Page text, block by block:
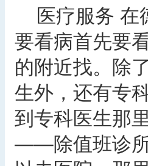
医疗服务 在
要看病首先要
的附近找。除
生外，还有专
到专科医生那
——除值班诊